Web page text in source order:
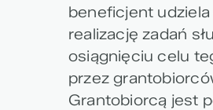
beneficjent
realizację zadań
osiągnięciu celu
przez
Grantobiorcą jest